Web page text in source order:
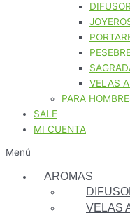
VELAS
PARA
SALE
MI CUENTA
Menú
AROMAS
VELAS